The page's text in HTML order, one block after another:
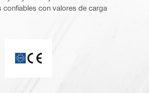
confiables con valores de carga
/ punta "racing"